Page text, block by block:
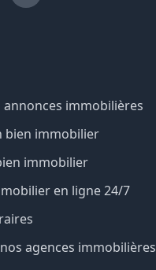
annonces immobilières
bien immobilier
immobilier
en ligne 24/7
agences immobilières